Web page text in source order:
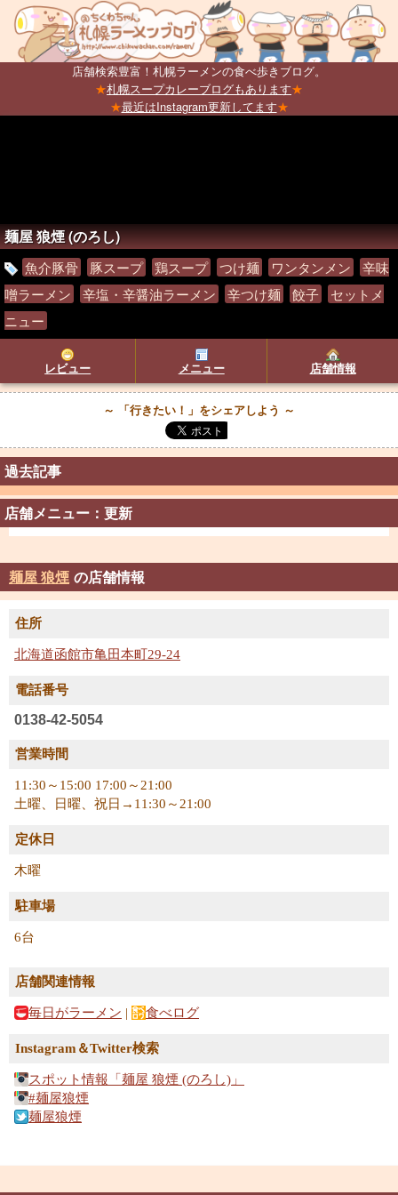
店舗検索豊富！札幌ラーメンの食べ歩きブログ。
★札幌スープカレーブログもあります★
★最近はInstagram更新してます★
麺屋 狼煙 (のろし)
魚介豚骨 豚スープ 鶏スープ つけ麺 ワンタンメン
辛味
噌ラーメン
辛塩・辛醤油ラーメン 辛つけ麺 餃子
セットメ
ニュー
レビュー メニュー 店舗情報
～ 「行きたい！」をシェアしよう ～
過去記事
店舗メニュー：更新
麺屋 狼煙 の店舗情報
住所
北海道函館市亀田本町29-24
電話番号
0138-42-5054
営業時間
11:30～15:00 17:00～21:00
土曜、日曜、祝日→11:30～21:00
定休日
木曜
駐車場
6台
店舗関連情報
毎日がラーメン | 食べログ
Instagram＆Twitter検索
スポット情報「麺屋 狼煙 (のろし)」
#麺屋狼煙
麺屋狼煙